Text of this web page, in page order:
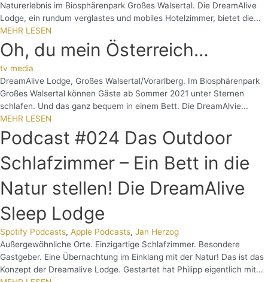
Naturerlebnis im Biosphärenpark Großes Walsertal. Die DreamAlive
Lodge, ein rundum verglastes und mobiles Hotelzimmer, bietet die...
MEHR LESEN
Oh, du mein Österreich…
tv media
DreamAlive Lodge, Großes Walsertal/Vorarlberg. Im Biosphärenpark
Großes Walsertal können Gäste ab Sommer 2021 unter Sternen
schlafen. Und das ganz bequem in einem Bett. Die DreamAlvie...
MEHR LESEN
Podcast #024 Das Outdoor
Schlafzimmer – Ein Bett in die
Natur stellen! Die DreamAlive
Sleep Lodge
Spotify Podcasts, Apple Podcasts, Jan Herzog
Außergewöhnliche Orte. Einzigartige Schlafzimmer. Besondere
Gastgeber. Eine Übernachtung im Einklang mit der Natur! Das ist das
Konzept der Dreamalive Lodge. Gestartet hat Philipp eigentlich mit...